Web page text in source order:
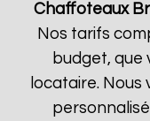
Chaffoteaux
Nos tarifs
budget, que
locataire. Nous